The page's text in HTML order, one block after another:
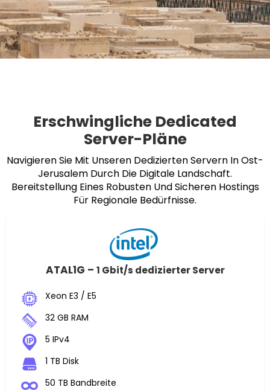
Erschwingliche Dedicated
Server-Pläne
Navigieren Sie Mit Unseren Dedizierten Servern In Ost-
Jerusalem Durch Die Digitale Landschaft.
Bereitstellung Eines Robusten Und Sicheren Hostings
Für Regionale Bedürfnisse.
ATAL1G – 1 Gbit/s dedizierter Server
Xeon E3 / E5
32 GB RAM
5 IPv4
1 TB Disk
50 TB Bandbreite